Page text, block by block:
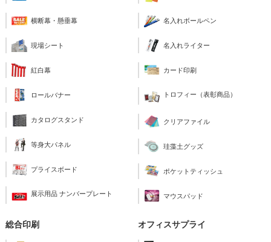
横断幕・懸垂幕
現場シート
紅白幕
ロールバナー
カタログスタンド
等身大パネル
プライスボード
展示用品 ナンバープレート
名入れボールペン
名入れライター
カード印刷
トロフィー（表彰商品）
クリアファイル
珪藻土グッズ
ポケットティッシュ
マウスパッド
総合印刷 オフィスサプライ